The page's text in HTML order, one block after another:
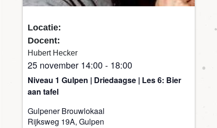
25 november 14:00 - 18:00
Niveau 1 Gulpen | Driedaagse | Les 6: Bier
aan tafel
Locatie:
Gulpener Brouwlokaal
Rijksweg 19A, Gulpen
Docent:
Hubert Hecker